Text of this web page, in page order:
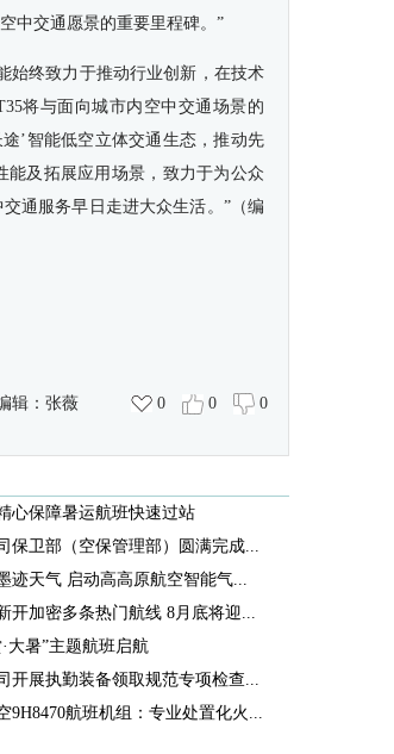
中交通愿景的重要里程碑。”
始终致力于推动行业创新，在技术
将与面向城市内空中交通场景的
’智能低空立体交通生态，推动先
及拓展应用场景，致力于为公众
通服务早日走进大众生活。”（编
辑： 张薇 0 0 0
心保障暑运航班快速过站
保卫部（空保管理部）圆满完成...
迹天气 启动高高原航空智能气...
开加密多条热门航线 8月底将迎...
大暑”主题航班启航
开展执勤装备领取规范专项检查...
9H8470航班机组：专业处置化火...